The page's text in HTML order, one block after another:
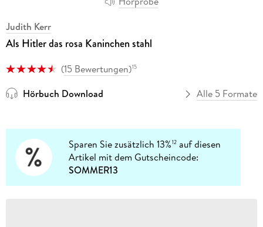
Judith Kerr
Als Hitler das rosa Kaninchen stahl
(15 Bewertungen)15
Hörbuch Download Alle 5 Formate
Sparen Sie zusätzlich 13%12 auf diesen
Artikel mit dem Gutscheincode:
SOMMER13